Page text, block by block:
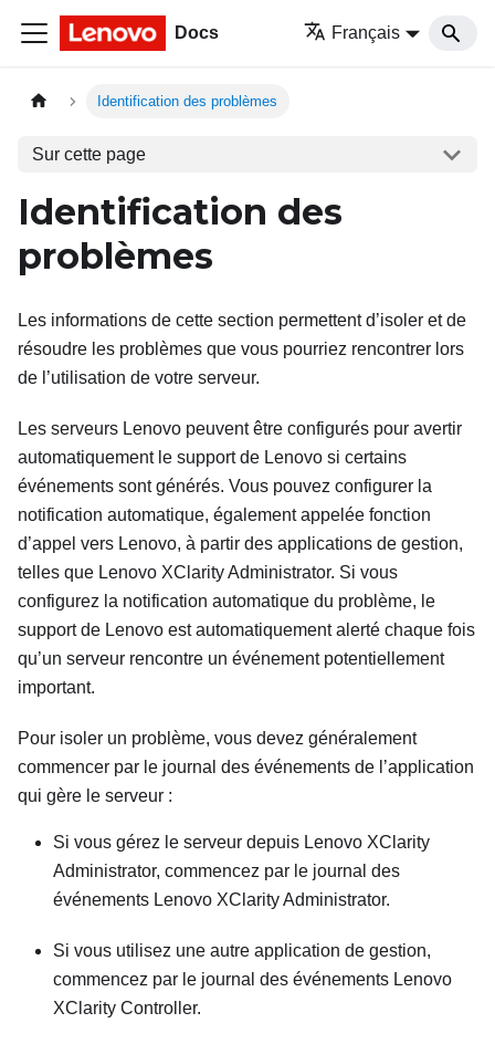
Docs Français
Identification des problèmes
Sur cette page
Identification des
problèmes
Les informations de cette section permettent d’isoler et de
résoudre les problèmes que vous pourriez rencontrer lors
de l’utilisation de votre serveur.
Les serveurs Lenovo peuvent être configurés pour avertir
automatiquement le support de Lenovo si certains
événements sont générés. Vous pouvez configurer la
notification automatique, également appelée fonction
d’appel vers Lenovo, à partir des applications de gestion,
telles que Lenovo XClarity Administrator. Si vous
configurez la notification automatique du problème, le
support de Lenovo est automatiquement alerté chaque fois
qu’un serveur rencontre un événement potentiellement
important.
Pour isoler un problème, vous devez généralement
commencer par le journal des événements de l’application
qui gère le serveur :
Si vous gérez le serveur depuis Lenovo XClarity
Administrator, commencez par le journal des
événements Lenovo XClarity Administrator.
Si vous utilisez une autre application de gestion,
commencez par le journal des événements Lenovo
XClarity Controller.